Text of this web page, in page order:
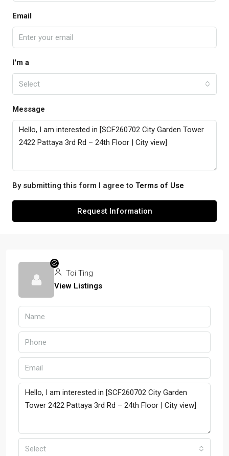
Email
I'm a
Select
Message
By submitting this form I agree to Terms of Use
Request Information
Toi Ting
View Listings
Select